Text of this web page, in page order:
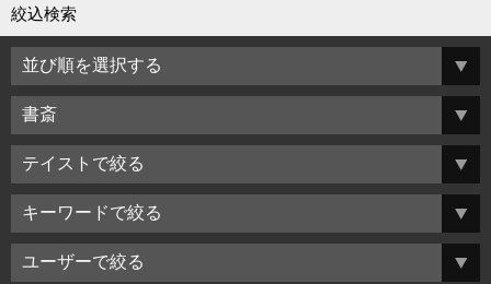
絞込検索